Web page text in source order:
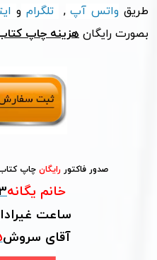
طریق واتس آپ, تلگرام و
بصورت رایگان هزینه چاپ
صدور فاکتور رایگان چاپ
خانم یگانه
ساعت
آقای سروش